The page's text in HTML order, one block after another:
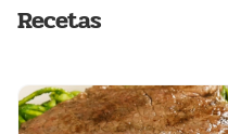
Recetas